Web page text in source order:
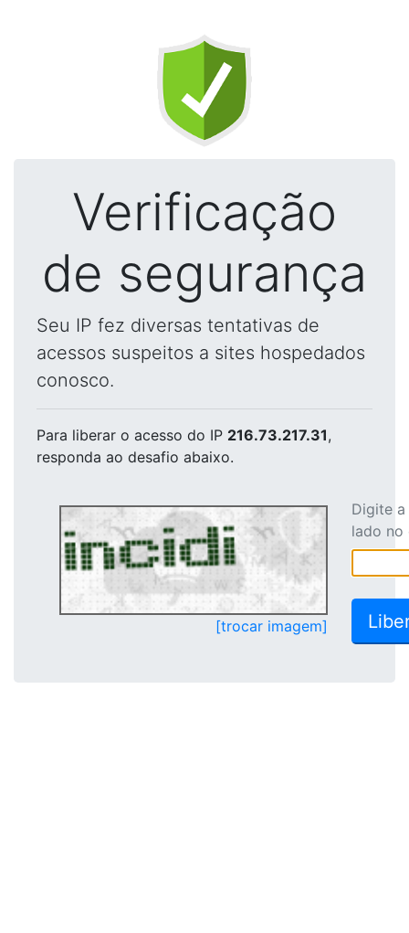
Verificação
de segurança
Seu IP fez diversas tentativas de
acessos suspeitos a sites hospedados
conosco.
Para liberar o acesso do IP 216.73.217.31,
responda ao desafio abaixo.
[trocar imagem]
Digite
lado no